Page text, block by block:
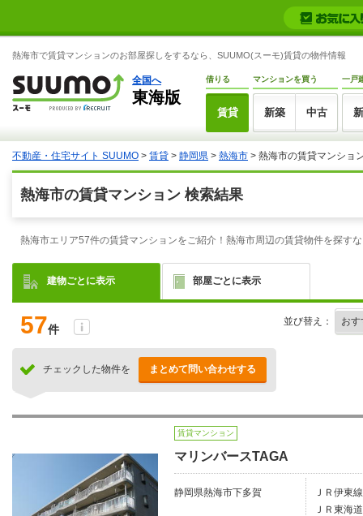
熱海市で賃貸マンションのお部屋探しをするなら、SUUMO(スーモ)賃貸の物件情報
全国へ
東海版
借りる
賃貸
マンションを買う
新築 中古
一戸
不動産・住宅サイト SUUMO > 賃貸 > 静岡県 > 熱海市 > 熱海市の賃貸マンショ
熱海市の賃貸マンション 検索結果
熱海市エリア57件の賃貸マンションをご紹介！熱海市周辺の賃貸物件を探す
建物ごとに表示 部屋ごとに表示
57件
並び替え：
チェックした物件を まとめて問い合わせする
賃貸マンション
マリンバースTAGA
静岡県熱海市下多賀
ＪＲ伊東
ＪＲ東海